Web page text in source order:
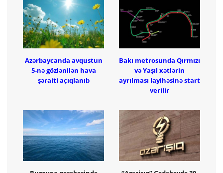
Azərbaycanda avqustun
5-nə gözlənilən hava
şəraiti açıqlanıb
Bakı metrosunda Qırmızı
və Yaşıl xətlərin
ayrılması layihəsinə start
verilir